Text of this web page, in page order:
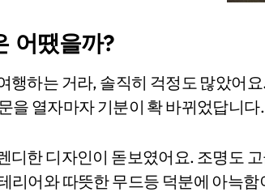
어땠을까?
행하는 거라, 솔직히 걱정도 많았어
을 열자마자 기분이 확 바뀌었답니다.
디한 디자인이 돋보였어요. 조명도
리어와 따뜻한 무드등 덕분에 아늑